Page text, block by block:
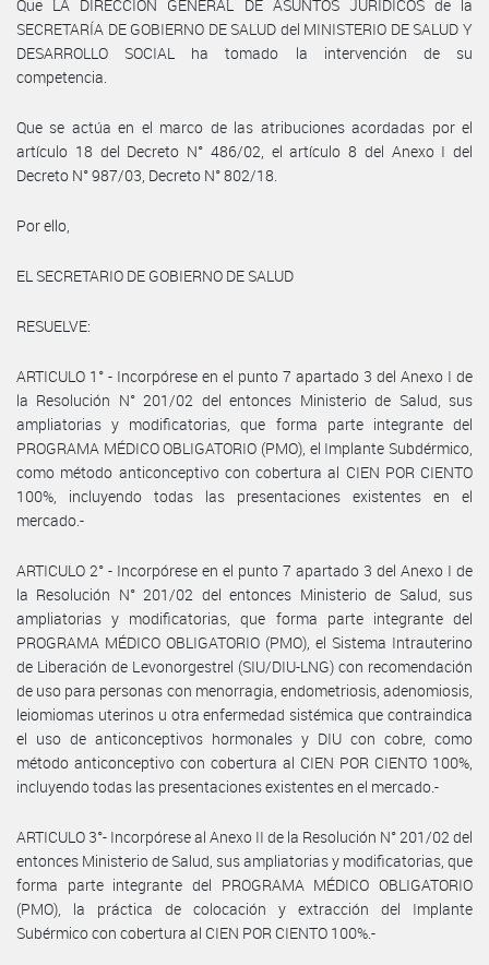
Que LA DIRECCIÓN GENERAL DE ASUNTOS JURÍDICOS de la
SECRETARÍA DE GOBIERNO DE SALUD del MINISTERIO DE SALUD Y
DESARROLLO SOCIAL ha tomado la intervención de su
competencia.
Que se actúa en el marco de las atribuciones acordadas por el
artículo 18 del Decreto N° 486/02, el artículo 8 del Anexo I del
Decreto N° 987/03, Decreto N° 802/18.
Por ello,
EL SECRETARIO DE GOBIERNO DE SALUD
RESUELVE:
ARTICULO 1° - Incorpórese en el punto 7 apartado 3 del Anexo I de
la Resolución N° 201/02 del entonces Ministerio de Salud, sus
ampliatorias y modificatorias, que forma parte integrante del
PROGRAMA MÉDICO OBLIGATORIO (PMO), el Implante Subdérmico,
como método anticonceptivo con cobertura al CIEN POR CIENTO
100%, incluyendo todas las presentaciones existentes en el
mercado.-
ARTICULO 2° - Incorpórese en el punto 7 apartado 3 del Anexo I de
la Resolución N° 201/02 del entonces Ministerio de Salud, sus
ampliatorias y modificatorias, que forma parte integrante del
PROGRAMA MÉDICO OBLIGATORIO (PMO), el Sistema Intrauterino
de Liberación de Levonorgestrel (SIU/DIU-LNG) con recomendación
de uso para personas con menorragia, endometriosis, adenomiosis,
leiomiomas uterinos u otra enfermedad sistémica que contraindica
el uso de anticonceptivos hormonales y DIU con cobre, como
método anticonceptivo con cobertura al CIEN POR CIENTO 100%,
incluyendo todas las presentaciones existentes en el mercado.-
ARTICULO 3°- Incorpórese al Anexo II de la Resolución N° 201/02 del
entonces Ministerio de Salud, sus ampliatorias y modificatorias, que
forma parte integrante del PROGRAMA MÉDICO OBLIGATORIO
(PMO), la práctica de colocación y extracción del Implante
Subérmico con cobertura al CIEN POR CIENTO 100%.-